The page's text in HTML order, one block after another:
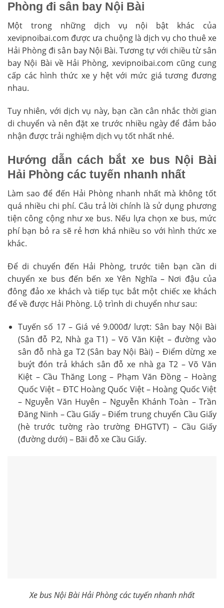
Phòng đi sân bay Nội Bài
Một trong những dịch vụ nội bật khác của
xevipnoibai.com được ưa chuộng là dịch vụ cho thuê xe
Hải Phòng đi sân bay Nội Bài. Tương tự với chiều từ sân
bay Nội Bài về Hải Phòng, xevipnoibai.com cũng cung
cấp các hình thức xe y hệt với mức giá tương đương
nhau.
Tuy nhiên, với dịch vụ này, bạn cần cân nhắc thời gian
di chuyển và nên đặt xe trước nhiều ngày để đảm bảo
nhận được trải nghiệm dịch vụ tốt nhất nhé.
Hướng dẫn cách bắt xe bus Nội Bài
Hải Phòng các tuyến nhanh nhất
Làm sao để đến Hải Phòng nhanh nhất mà không tốt
quá nhiều chi phí. Câu trả lời chính là sử dụng phương
tiện công cộng như xe bus. Nếu lựa chọn xe bus, mức
phí bạn bỏ ra sẽ rẻ hơn khá nhiều so với hình thức xe
khác.
Để di chuyển đến Hải Phòng, trước tiên bạn cần di
chuyển xe bus đến bến xe Yên Nghĩa – Nơi đậu của
đông đảo xe khách và tiếp tục bắt một chiếc xe khách
để về được Hải Phòng. Lộ trình di chuyển như sau:
Tuyến số 17 – Giá vé 9.000đ/ lượt: Sân bay Nội Bài
(Sân đỗ P2, Nhà ga T1) – Võ Văn Kiệt – đường vào
sân đỗ nhà ga T2 (Sân bay Nội Bài) – Điểm dừng xe
buýt đón trả khách sân đỗ xe nhà ga T2 – Võ Văn
Kiệt – Cầu Thăng Long – Phạm Văn Đồng – Hoàng
Quốc Việt – ĐTC Hoàng Quốc Việt – Hoàng Quốc Việt
– Nguyễn Văn Huyên – Nguyễn Khánh Toàn – Trần
Đăng Ninh – Cầu Giấy – Điểm trung chuyển Cầu Giấy
(hè trước tường rào trường ĐHGTVT) – Cầu Giấy
(đường dưới) – Bãi đỗ xe Cầu Giấy.
Xe bus Nội Bài Hải Phòng các tuyến nhanh nhất